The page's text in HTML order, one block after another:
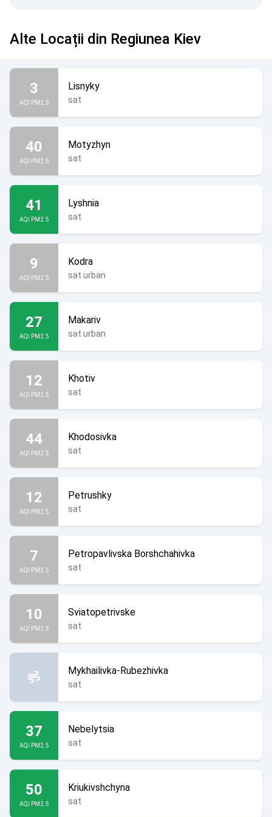
Alte Locații din Regiunea Kiev
3
AQI PM2.5
Lisnyky
sat
40
AQI PM2.5
Motyzhyn
sat
41
AQI PM2.5
Lyshnia
sat
9
AQI PM2.5
Kodra
sat urban
27
AQI PM2.5
Makariv
sat urban
12
AQI PM2.5
Khotiv
sat
44
AQI PM2.5
Khodosivka
sat
12
AQI PM2.5
Petrushky
sat
7
AQI PM2.5
Petropavlivska Borshchahivka
sat
10
AQI PM2.5
Sviatopetrivske
sat
Mykhailivka-Rubezhivka
sat
37
AQI PM2.5
Nebelytsia
sat
50
AQI PM2.5
Kriukivshchyna
sat